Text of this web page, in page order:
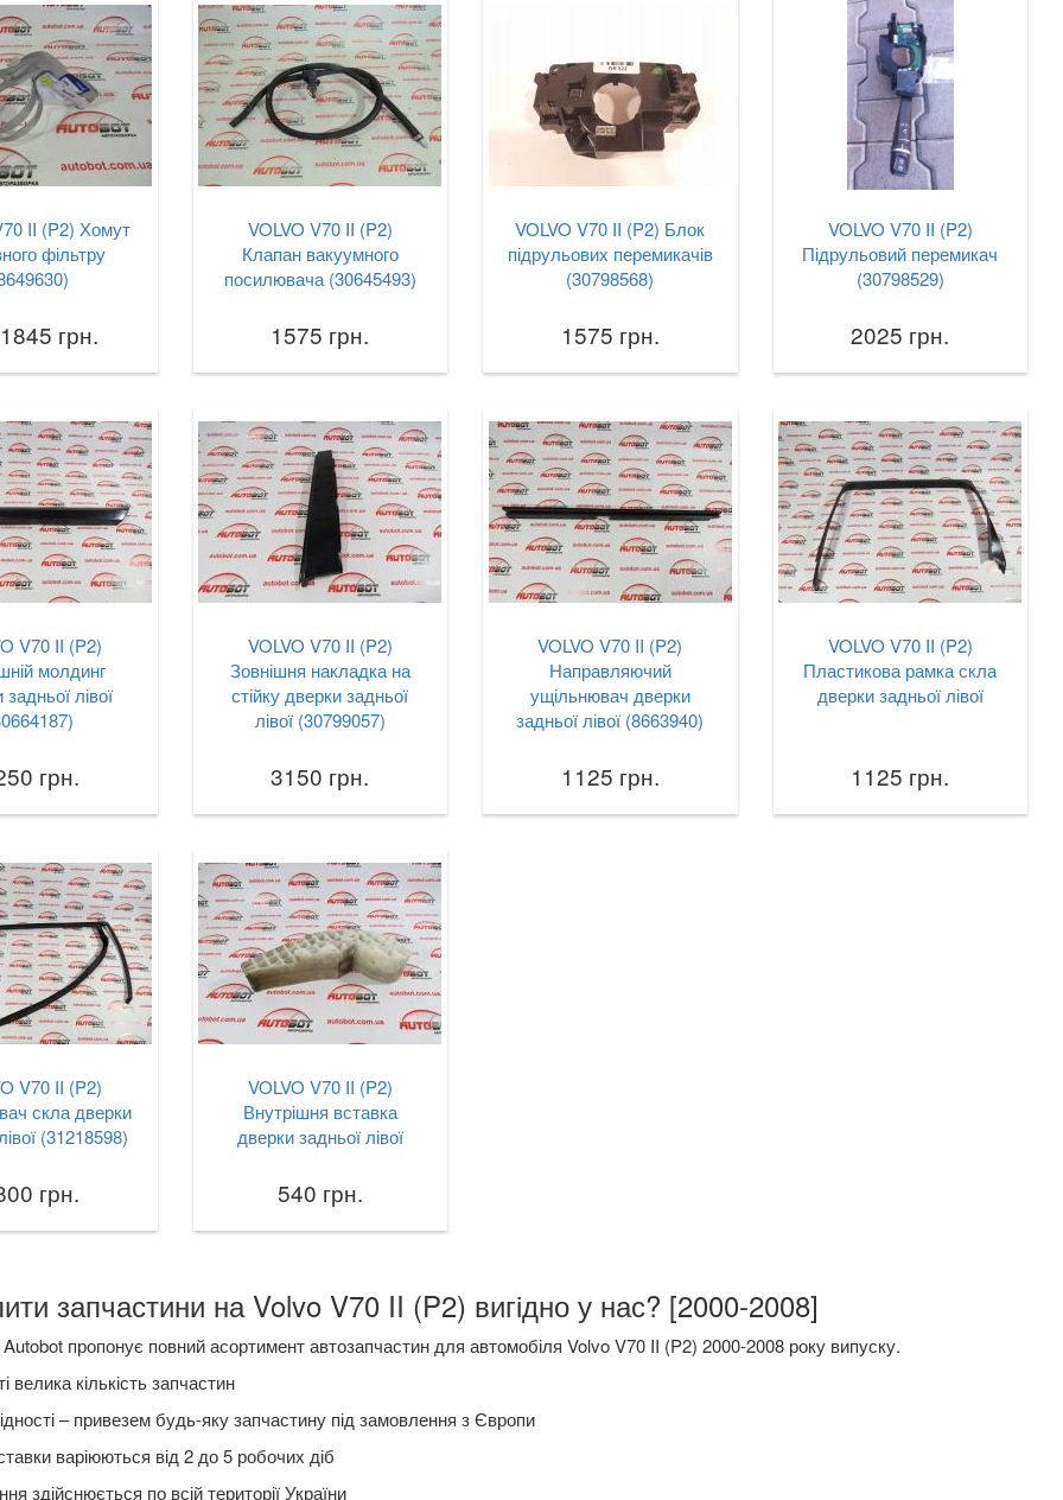
II (P2) Хомут
фільтру
грн.
VOLVO V70 II (P2)
Клапан вакуумного
посилювача (30645493)
1575 грн.
VOLVO V70 II (P2) Блок
підрульових перемикачів
(30798568)
1575 грн.
VOLVO V70 II (P2)
Підрульовий перемикач
(30798529)
2025 грн.
V70 II (P2)
молдинг
лівої
грн.
VOLVO V70 II (P2)
Зовнішня накладка на
стійку дверки задньої
лівої (30799057)
3150 грн.
VOLVO V70 II (P2)
Направляючий
ущільнювач дверки
задньої лівої (8663940)
1125 грн.
VOLVO V70 II (P2)
Пластикова рамка скла
дверки задньої лівої
1125 грн.
V70 II (P2)
скла дверки
(31218598)
грн.
VOLVO V70 II (P2)
Внутрішня вставка
дверки задньої лівої
540 грн.
запчастини на Volvo V70 II (P2) вигідно у нас? [2000-2008]
пропонує повний асортимент автозапчастин для автомобіля Volvo V70 II (P2) 2000-2008 року випуску.
велика кількість запчастин
– привезем будь-яку запчастину під замовлення з Європи
варіюються від 2 до 5 робочих діб
здійснюється по всій території України